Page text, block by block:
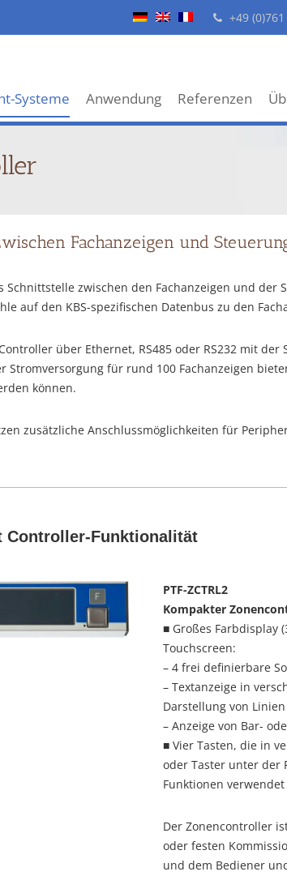
+49
Systeme Anwendung Referenzen
Fachanzeigen und
Schnittstelle zwischen den Fachanzeigen und
auf den KBS-spezifischen Datenbus zu den
über Ethernet, RS485 oder RS232 mit
Stromversorgung für rund 100 Fachanzeigen
können.
zusätzliche Anschlussmöglichkeiten für
Controller-Funktionalität
PTF-ZCTRL2
Kompakter
■ Großes Farbdisplay
Touchscreen:
– 4 frei definierbare
– Textanzeige in
Darstellung von
– Anzeige von Bar-
■ Vier Tasten, die in
oder Taster unter der
Funktionen
Der Zonencontroller
oder festen
und dem Bediener